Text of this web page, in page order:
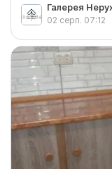
Галерея
02 серп. 07:12